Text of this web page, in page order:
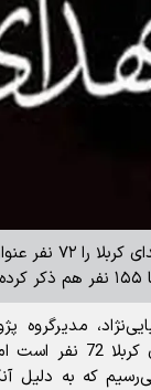
منابع تاریخی،
مدیرگروه
گفت: مشهورترین
که به دلیل